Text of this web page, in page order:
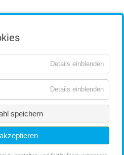
Details einblenden
Details einblenden
speichern